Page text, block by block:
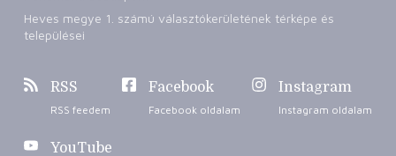
Heves megye 1. számú választókerületének térképe és
települései
RSS
RSS feedem
Facebook
Facebook oldalam
Instagram
Instagram oldalam
YouTube